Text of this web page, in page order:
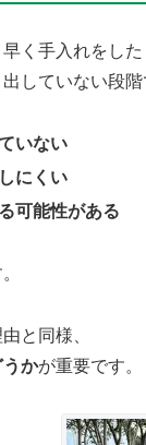
く手入れをした
していない段階
いない
にくい
可能性がある
と同様、
かが重要です。